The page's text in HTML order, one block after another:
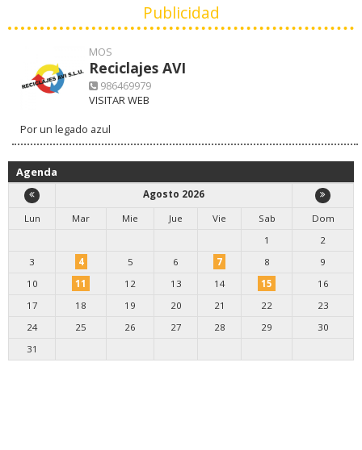
Publicidad
MOS
Reciclajes AVI
986469979
VISITAR WEB
Por un legado azul
Agenda
Agosto 2026
Lun
Mar Mie Jue Vie Sab
Dom
1
2
3
4 5 6 7 8
9
10
11 12 13 14 15
16
17
18 19 20 21 22
23
24
25 26 27 28 29
30
31